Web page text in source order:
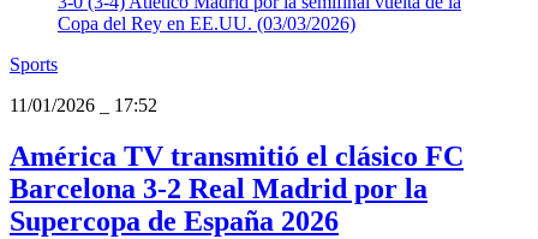
Sports
11/01/2026
17:52
América TV transmitió el clásico FC
Barcelona 3-2 Real Madrid por la
Supercopa de España 2026